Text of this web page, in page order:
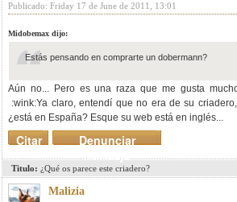
Publicado: Friday 17 de June de 2011, 13:01
Midobemax dijo:
Estás pensando en comprarte un dobermann?
Aún no... Pero es una raza que me gusta
:wink:Ya claro, entendí que no era de su
¿está en España? Esque su web está en inglés...
Denunciar
mensaje
Citar
Titulo: ¿Qué os parece este criadero?
Malizia